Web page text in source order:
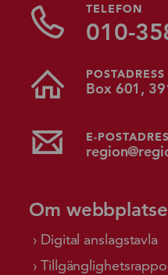
TELEFON
010-
POSTADRESS
Box 601,
E-
Om
Digital anslagstavla